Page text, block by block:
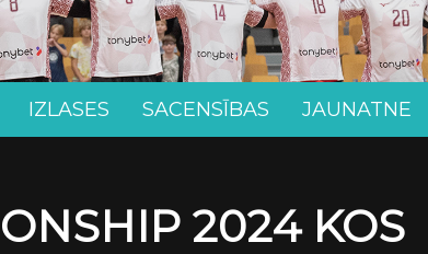
IZLASES SACENSĪBAS JAUNATNE
2024 KOS